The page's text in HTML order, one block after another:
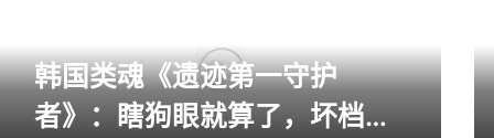
韩国类魂《遗迹第一守护
者》：瞎狗眼就算了，坏档算